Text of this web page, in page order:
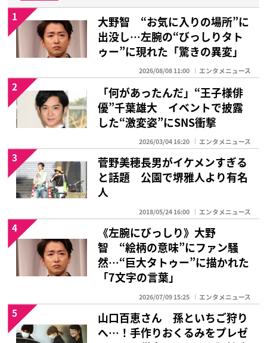
大野智 “お気に入りの場所”に
出没し…左腕の“びっしりタト
ゥー”に現れた「驚きの異変」
2026/08/08 11:00 エンタメニュース
1
「何があったんだ」“王子様俳
優”千葉雄大 イベントで披露
した“激変姿”にSNS衝撃
2026/03/04 16:20 エンタメニュース
2
菅野美穂長男がイケメンすぎる
と話題 公園で堺雅人より有名
人
2018/05/24 16:00 エンタメニュース
3
《左腕にびっしり》大野
智 “絵柄の意味”にファン騒
然…“巨大タトゥー”に描かれた
「7文字の言葉」
2026/07/09 15:25 エンタメニュース
4
山口百恵さん 孫といちご狩り
へ…！手作りおくるみをプレゼ
5